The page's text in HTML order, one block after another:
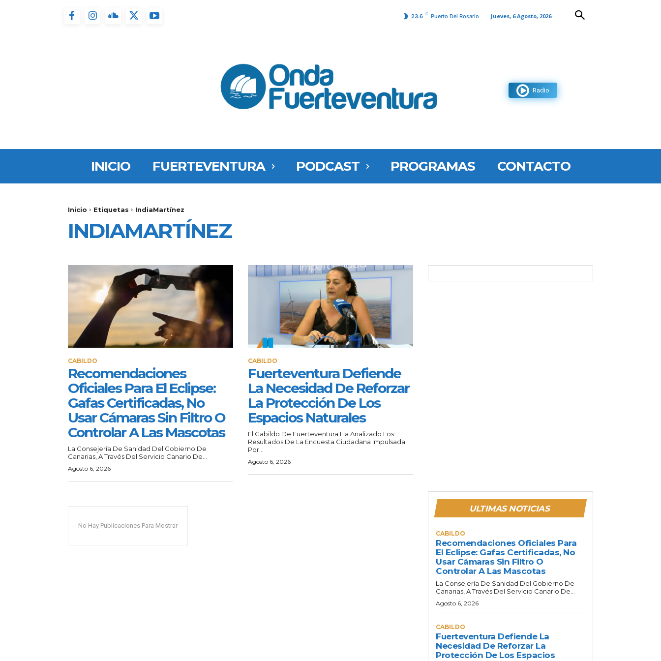
23.6 C Puerto Del Rosario Jueves, 6 Agosto, 2026
Radio
INICIO FUERTEVENTURA PODCAST PROGRAMAS CONTACTO
Inicio Etiquetas IndiaMartínez
INDIAMARTÍNEZ
CABILDO
Recomendaciones
Oficiales Para El Eclipse:
Gafas Certificadas, No
Usar Cámaras Sin Filtro O
Controlar A Las Mascotas
La Consejería De Sanidad Del Gobierno De
Canarias, A Través Del Servicio Canario De...
Agosto 6, 2026
CABILDO
Fuerteventura Defiende
La Necesidad De Reforzar
La Protección De Los
Espacios Naturales
El Cabildo De Fuerteventura Ha Analizado Los
Resultados De La Encuesta Ciudadana Impulsada
Por...
Agosto 6, 2026
No Hay Publicaciones Para Mostrar
ULTIMAS NOTICIAS
CABILDO
Recomendaciones Oficiales Para
El Eclipse: Gafas Certificadas, No
Usar Cámaras Sin Filtro O
Controlar A Las Mascotas
La Consejería De Sanidad Del Gobierno De
Canarias, A Través Del Servicio Canario De...
Agosto 6, 2026
CABILDO
Fuerteventura Defiende La
Necesidad De Reforzar La
Protección De Los Espacios